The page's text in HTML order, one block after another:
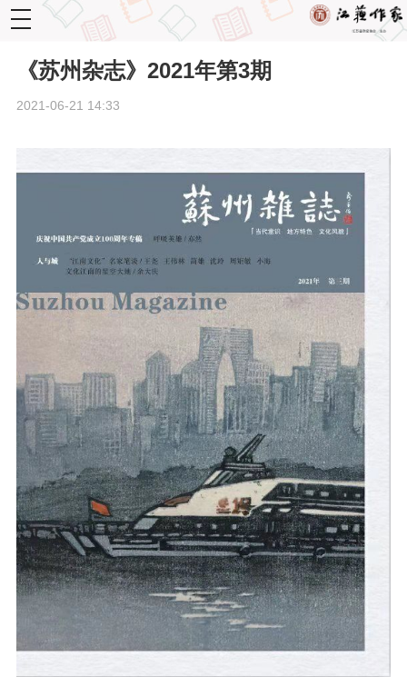
toggle
navigation
《苏州杂志》2021年第3期
2021-06-21 14:33